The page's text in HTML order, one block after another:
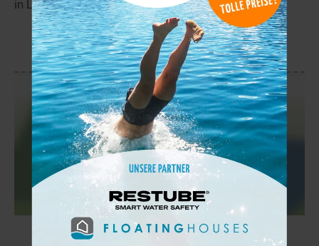
in Lazio.
mehr
Lago di Martignano 61,3 km